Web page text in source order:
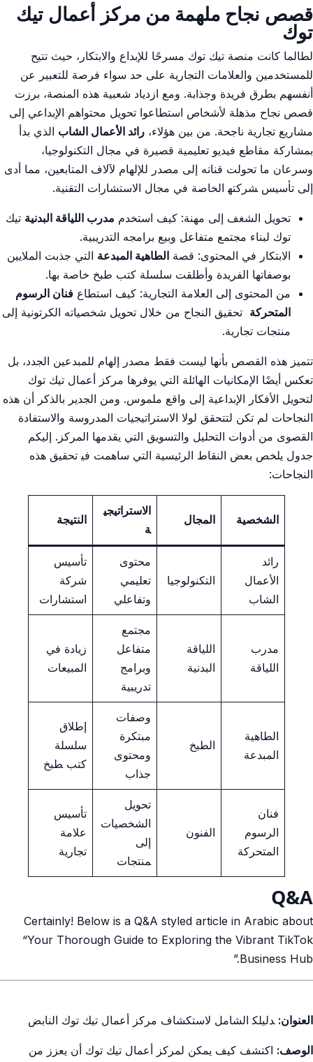
قصص نجاح ⁢ملهمة⁣ من مركز أعمال تيك
توك
لطالما ⁢كانت منصة تيك توك مسرحًا⁢ للإبداع والابتكار، حيث⁣ تتيح
للمستخدمين والعلامات التجارية على حد سواء فرصة للتعبير ‌عن
أنفسهم بطرق فريدة وجذابة. ​ومع ازدياد شعبية هذه المنصة، برزت
قصص نجاح مذهلة ​لأشخاص استطاعوا تحويل محتواهم ⁣الإبداعي إلى
مشاريع تجارية ناجحة. من​ بين هؤلاء، رائد الأعمال​ الشاب الذي بدأ
⁤بمشاركة مقاطع ⁣فيديو تعليمية ⁣قصيرة في‌ مجال التكنولوجيا،
وسرعان ما تحولت قناته إلى مصدر للإلهام‌ لآلاف المتابعين، مما أدى
إلى تأسيس ‍شركته‍ الخاصة في مجال الاستشارات التقنية.
تحويل الشغف إلى⁤ مهنة: كيف استخدم⁢ مدرب ⁢اللياقة⁢ البدنية تيك
توك لبناء مجتمع متفاعل وبيع برامجه التدريبية.
الابتكار في المحتوى: ‌قصة الطاهية المبدعة التي جذبت الملايين
بوصفاتها الفريدة وأطلقت سلسلة كتب طبخ خاصة بها.
من⁢ المحتوى إلى العلامة التجارية: كيف استطاع فنان الرسوم
المتحركة ‍ تحقيق النجاح من خلال تحويل شخصياته الكرتونية إلى
​منتجات ⁣تجارية.
تتميز هذه القصص‌ بأنها⁢ ليست فقط مصدر ⁢إلهام للمبدعين الجدد، بل‌
تعكس أيضًا الإمكانيات الهائلة التي‌ يوفرها⁤ مركز أعمال تيك توك
⁤لتحويل الأفكار ‌الإبداعية إلى واقع ملموس. ومن الجدير بالذكر أن هذه
⁤النجاحات لم تكن لتتحقق لولا​ الاستراتيجيات المدروسة⁣ والاستفادة
القصوى من أدوات التحليل والتسويق التي يقدمها المركز. إليكم
جدول يلخص ⁣بعض⁣ النقاط الرئيسية التي ⁤ساهمت في‍ تحقيق هذه
النجاحات:
الشخصية المجال
الاستراتيجي
ة
النتيجة
رائد
‌الأعمال
الشاب
التكنولوجيا
محتوى
تعليمي
وتفاعلي
تأسيس‌
شركة
استشارات
مدرب
⁢اللياقة
اللياقة
البدنية
مجتمع
متفاعل‌
وبرامج
تدريبية
زيادة في
المبيعات
الطاهية
المبدعة
الطبخ
وصفات
مبتكرة
ومحتوى
جذاب
إطلاق
سلسلة
كتب ‍طبخ
فنان​
الرسوم
‌المتحركة
الفنون
تحويل⁢
الشخصيات
إلى
‍منتجات
تأسيس
علامة
تجارية
Q&A
Certainly! Below is a Q&A styled article in Arabic about
“Your​ Thorough Guide‍ to Exploring the Vibrant TikTok
Business⁢ Hub.”
العنوان: ‍دليلك‍ الشامل لاستكشاف مركز أعمال⁤ تيك ⁢توك النابض
الوصف: اكتشف كيف يمكن لمركز أعمال تيك توك أن يعزز من